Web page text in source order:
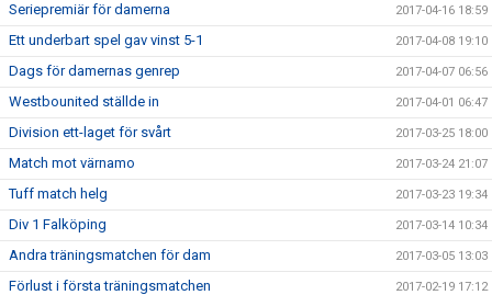
Seriepremiär för damerna 2017-04-16 18:59
Ett underbart spel gav vinst 5-1 2017-04-08 19:10
Dags för damernas genrep 2017-04-07 06:56
Westbounited ställde in 2017-04-01 06:47
Division ett-laget för svårt 2017-03-25 18:00
Match mot värnamo 2017-03-24 21:07
Tuff match helg 2017-03-23 19:34
Div 1 Falköping 2017-03-14 10:34
Andra träningsmatchen för dam 2017-03-05 13:03
Förlust i första träningsmatchen 2017-02-19 17:12